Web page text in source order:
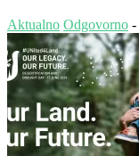
Aktualno Odgovorno -